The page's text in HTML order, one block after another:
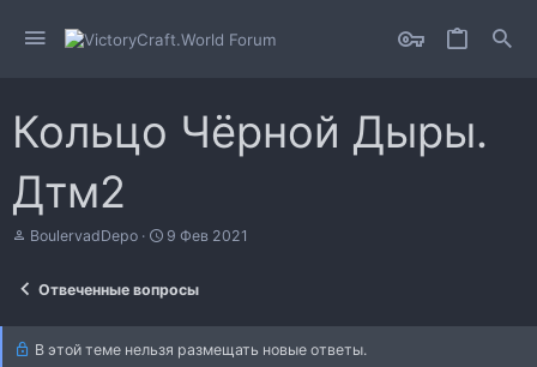
Кольцо Чёрной Дыры.
Дтм2
А
е
BoulervadDepo
Д
а
ч
9 Фев 2021
Отвеченные вопросы
В этой теме нельзя размещать новые ответы.